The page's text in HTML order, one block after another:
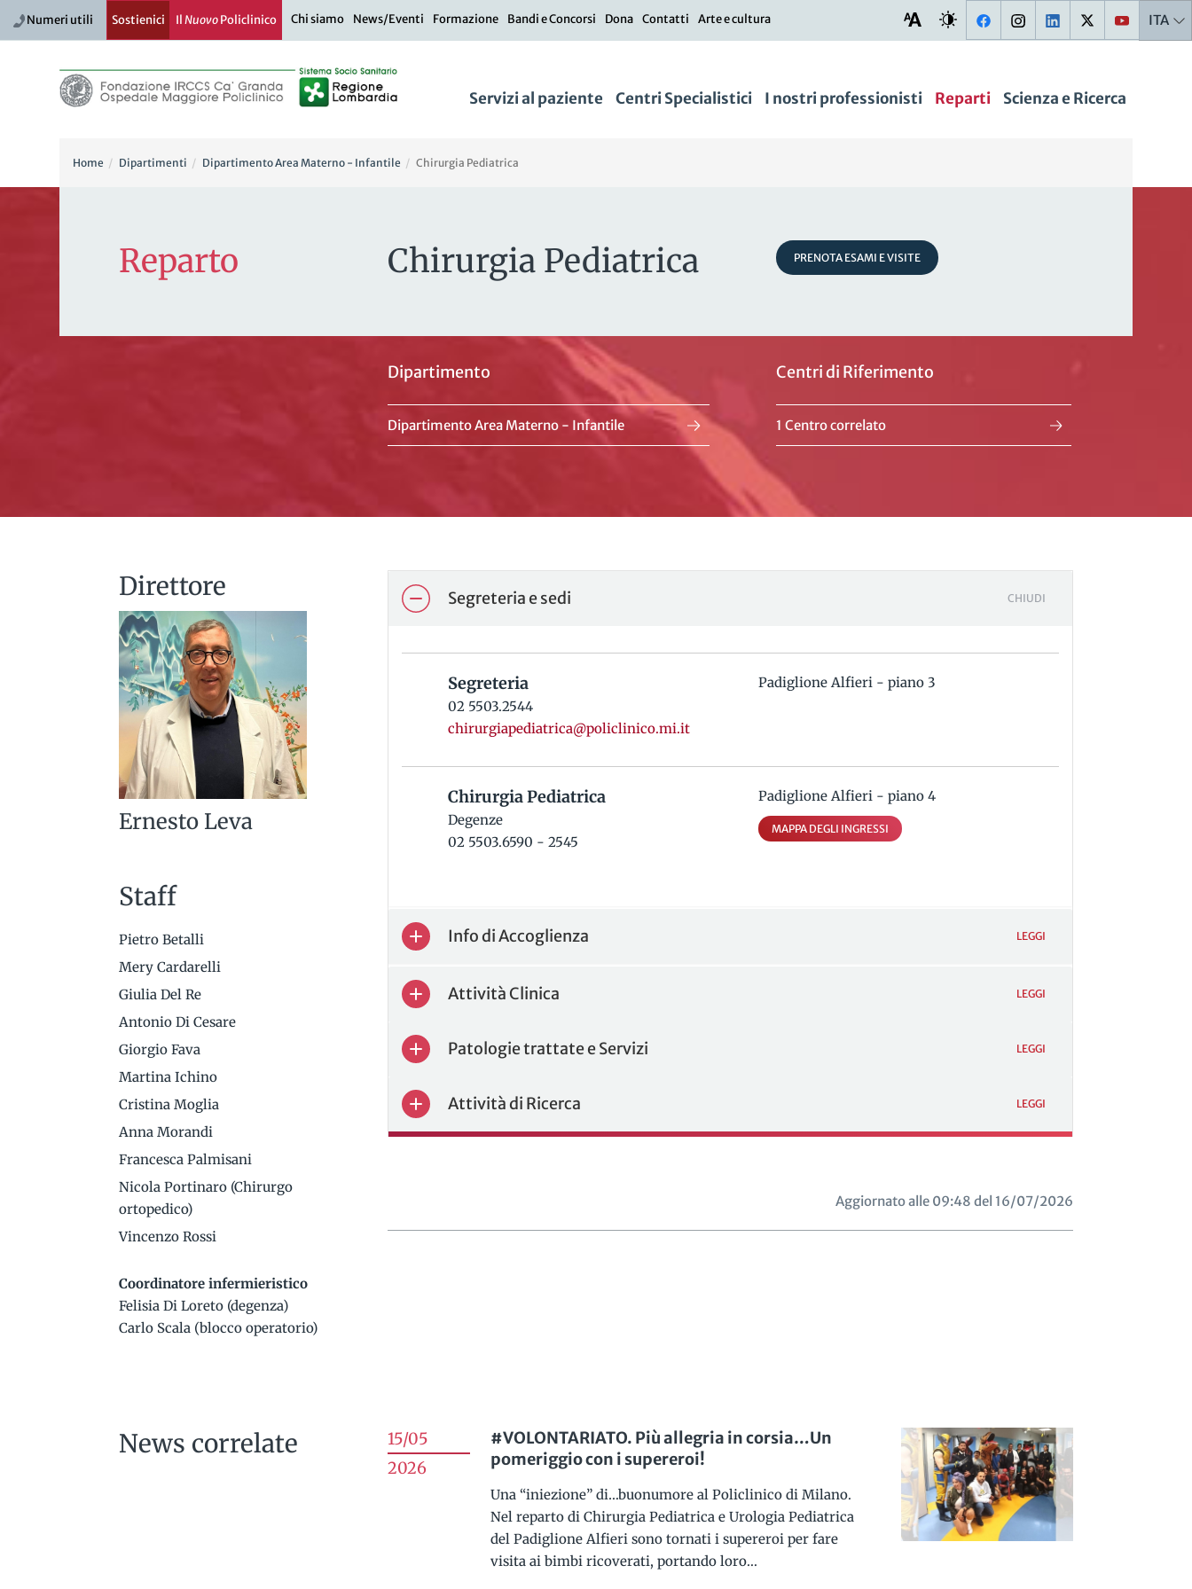
Numeri utili Sostienici IlNuovoPoliclinico Chi siamo News/Eventi Formazione Bandi e Concorsi Dona Contatti Arte e cultura ITA
Servizi al paziente Centri Specialistici I nostri professionisti Reparti Scienza e Ricerca
Home Dipartimenti Dipartimento Area Materno - Infantile Chirurgia Pediatrica
Reparto Chirurgia Pediatrica PRENOTA ESAMI E VISITE
Dipartimento
Dipartimento Area Materno - Infantile
Centri di Riferimento
1 Centro correlato
Segreteria e sedi CHIUDI
Segreteria
02 5503.2544
chirurgiapediatrica@policlinico.mi.it
Padiglione Alfieri - piano 3
Chirurgia Pediatrica
Degenze
02 5503.6590 - 2545
Padiglione Alfieri - piano 4
MAPPA DEGLI INGRESSI
Info di Accoglienza LEGGI
Attività Clinica LEGGI
Patologie trattate e Servizi LEGGI
Attività di Ricerca LEGGI
Aggiornato alle 09:48 del 16/07/2026
Direttore
Ernesto Leva
Staff
Pietro Betalli
Mery Cardarelli
Giulia Del Re
Antonio Di Cesare
Giorgio Fava
Martina Ichino
Cristina Moglia
Anna Morandi
Francesca Palmisani
Nicola Portinaro (Chirurgo
ortopedico)
Vincenzo Rossi
Coordinatore infermieristico
Felisia Di Loreto (degenza)
Carlo Scala (blocco operatorio)
News correlate
15/05
2026
#VOLONTARIATO. Più allegria in corsia…Un
pomeriggio con i supereroi!
Una “iniezione” di…buonumore al Policlinico di Milano.
Nel reparto di Chirurgia Pediatrica e Urologia Pediatrica
del Padiglione Alfieri sono tornati i supereroi per fare
visita ai bimbi ricoverati, portando loro...